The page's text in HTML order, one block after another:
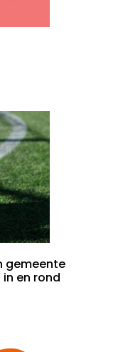
gemeente
en rond